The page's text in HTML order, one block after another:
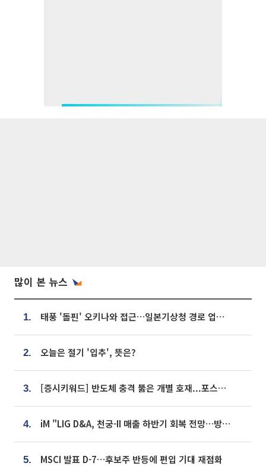
많이 본 뉴스
1. 태풍 '돌핀' 오키나와 접근…일본기상청 경로 업데이트
2. 오늘은 절기 '입추', 뜻은?
3. [증시키워드] 반도체 충격 뚫은 개별 호재...포스코퓨처엠·에코프로·한화솔루션 '눈길'
4. iM "LIG D&A, 천궁-II 매출 하반기 회복 전망…방산 톱픽 유지"
5. MSCI 발표 D-7…후보주 반등에 편입 기대 재점화